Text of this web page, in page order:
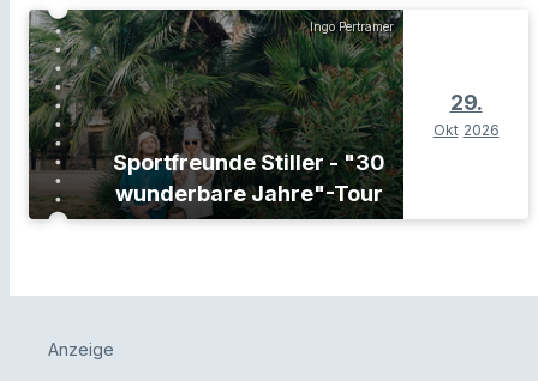
Ingo Pertramer
Sportfreunde Stiller - "30
wunderbare Jahre"-Tour
29.
Okt 2026
Anzeige